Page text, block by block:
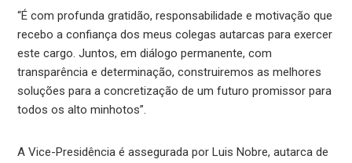
“É com profunda gratidão, responsabilidade e motivação que
recebo a confiança dos meus colegas autarcas para exercer
este cargo. Juntos, em diálogo permanente, com
transparência e determinação, construiremos as melhores
soluções para a concretização de um futuro promissor para
todos os alto minhotos”.
A Vice-Presidência é assegurada por Luis Nobre, autarca de